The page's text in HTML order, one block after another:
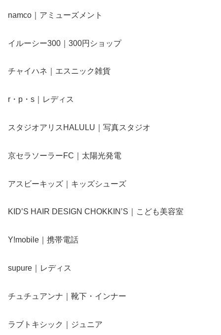
namco｜アミューズメント
イルーシー300｜300円ショップ
チャイハネ｜エスニック雑貨
r・p・s｜レディス
スタジオアリスHALULU｜写真スタジオ
京セラソーラーFC｜太陽光発電
アスビーキッズ｜キッズシューズ
KID’S HAIR DESIGN CHOKKIN’S｜こども美容室
Y!mobile｜携帯電話
supure｜レディス
チュチュアンナ｜靴下・インナー
ラブトキシック｜ジュニア